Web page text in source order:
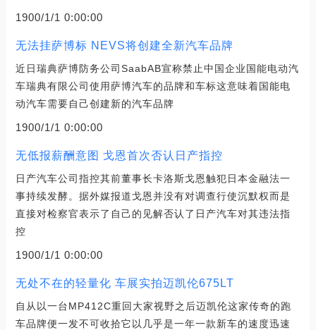
1900/1/1 0:00:00
无法挂萨博标 NEVS将创建全新汽车品牌
近日瑞典萨博防务公司SaabAB宣称禁止中国企业国能电动汽
车瑞典有限公司使用萨博汽车的品牌和车标这意味着国能电
动汽车需要自己创建新的汽车品牌
1900/1/1 0:00:00
无低报薪酬意图 戈恩首次否认日产指控
日产汽车公司指控其前董事长卡洛斯戈恩触犯日本金融法一
事持续发酵。据外媒报道戈恩并没有对调查行使沉默权而是
直接对检察官表示了自己的见解否认了日产汽车对其违法指
控
1900/1/1 0:00:00
无处不在的轻量化 车展实拍迈凯伦675LT
自从以一台MP412C重回大家视野之后迈凯伦这家传奇的跑
车品牌便一发不可收拾它以几乎是一年一款新车的速度迅速